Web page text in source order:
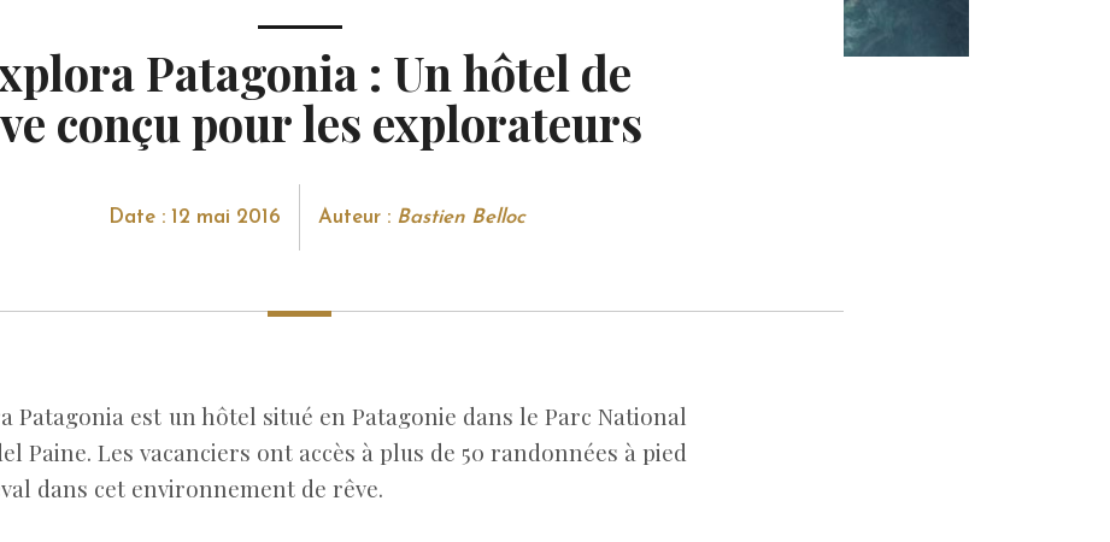
Patagonia : Un hôtel de
conçu pour les explorateurs
Date : 12 mai 2016 Auteur : Bastien Belloc
Patagonia est un hôtel situé en Patagonie dans le Parc National
Paine. Les vacanciers ont accès à plus de 50 randonnées à pied
dans cet environnement de rêve.